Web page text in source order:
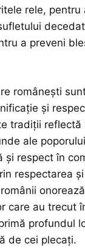
rele, pentru
a preveni
românești
și
tradiții reflectă
ale
și respect în
respectarea
care au trecut
profundul
de cei plecați.